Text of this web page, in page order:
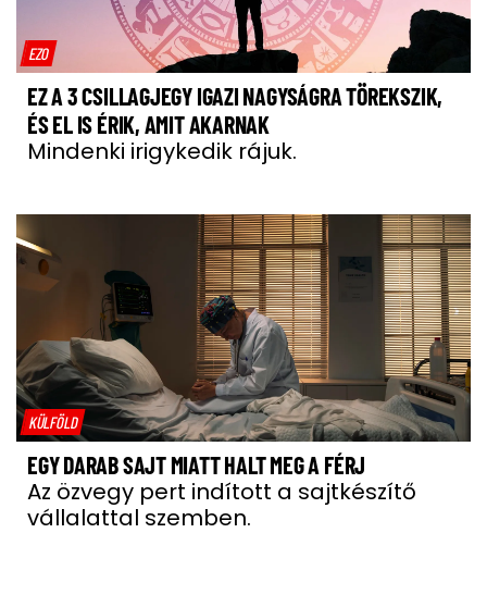
EZO
EZ A 3 CSILLAGJEGY IGAZI NAGYSÁGRA TÖREKSZIK,
ÉS EL IS ÉRIK, AMIT AKARNAK
Mindenki irigykedik rájuk.
KÜLFÖLD
EGY DARAB SAJT MIATT HALT MEG A FÉRJ
Az özvegy pert indított a sajtkészítő
vállalattal szemben.